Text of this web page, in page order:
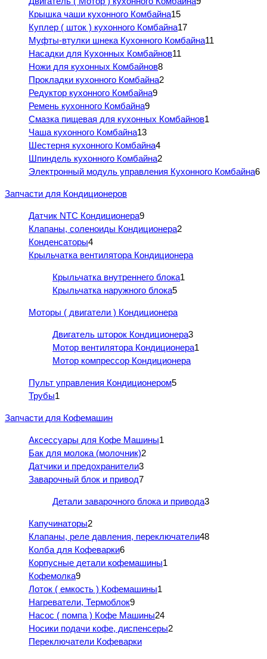
Крышка чаши кухонного Комбайна15
Куплер ( шток ) кухонного Комбайна17
Муфты-втулки шнека Кухонного Комбайна11
Насадки для Кухонных Комбайнов11
Ножи для кухонных Комбайнов8
Прокладки кухонного Комбайна2
Редуктор кухонного Комбайна9
Ремень кухонного Комбайна9
Смазка пищевая для кухонных Комбайнов1
Чаша кухонного Комбайна13
Шестерня кухонного Комбайна4
Шпиндель кухонного Комбайна2
Электронный модуль управления Кухонного Комбайна6
Запчасти для Кондиционеров
Датчик NTC Кондиционера9
Клапаны, соленоиды Кондиционера2
Конденсаторы4
Крыльчатка вентилятора Кондиционера
Крыльчатка внутреннего блока1
Крыльчатка наружного блока5
Моторы ( двигатели ) Кондиционера
Двигатель шторок Кондиционера3
Мотор вентилятора Кондиционера1
Мотор компрессор Кондиционера
Пульт управления Кондиционером5
Трубы1
Запчасти для Кофемашин
Аксессуары для Кофе Машины1
Бак для молока (молочник)2
Датчики и предохранители3
Заварочный блок и привод7
Детали заварочного блока и привода3
Капучинаторы2
Клапаны, реле давления, переключатели48
Колба для Кофеварки6
Корпусные детали кофемашины1
Кофемолка9
Лоток ( емкость ) Кофемашины1
Нагреватели, Термоблок9
Насос ( помпа ) Кофе Машины24
Носики подачи кофе, диспенсеры2
Переключатели Кофеварки